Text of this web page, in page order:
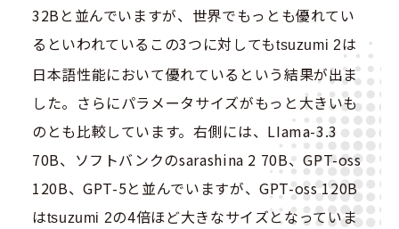
32Bと並んでいますが、世界でもっとも優れてい
るといわれているこの3つに対してもtsuzumi 2は
日本語性能において優れているという結果が出ま
した。さらにパラメータサイズがもっと大きいも
のとも比較しています。右側には、LIama-3.3
70B、ソフトバンクのsarashina 2 70B、GPT-oss
120B、GPT-5と並んでいますが、GPT-oss 120B
はtsuzumi 2の4倍ほど大きなサイズとなっていま